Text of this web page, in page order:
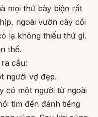
mọi thứ bày biện rất
ngoài vườn cây cối
lạ không thiếu thứ gì.
thế.
cầu:
người vợ đẹp.
có một người từ ngoài
tìm đến đánh tiếng